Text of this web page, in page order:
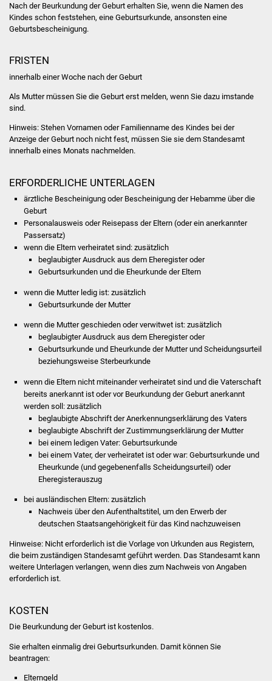
Sanierung Hallenbad
Presse
Bürger & Service
Dienstleistungen
Formulare
Bürgerinfos
Schulen
Kindergärten
Kolping-Musikschule
Volkshochschule
Soziale Einrichtungen
Kirchen
Lokale Agenda
Jugendhaus
Fachteam Jugend
Stadtwerke
Nach der Beurkundung der Geburt erhalten Sie, wenn die Namen des
Kindes schon feststehen, eine Geburtsurkunde, ansonsten eine
Geburtsbescheinigung.
FRISTEN
innerhalb einer Woche nach der Geburt
Als Mutter müssen Sie die Geburt erst melden, wenn Sie dazu imstande
sind.
Hinweis: Stehen Vornamen oder Familienname des Kindes bei der
Anzeige der Geburt noch nicht fest, müssen Sie sie dem Standesamt
innerhalb eines Monats nachmelden.
ERFORDERLICHE UNTERLAGEN
ärztliche Bescheinigung oder Bescheinigung der Hebamme über die
Geburt
Personalausweis oder Reisepass der Eltern (oder ein anerkannter
Passersatz)
wenn die Eltern verheiratet sind: zusätzlich
beglaubigter Ausdruck aus dem Eheregister oder
Geburtsurkunden und die Eheurkunde der Eltern
wenn die Mutter ledig ist: zusätzlich
Geburtsurkunde der Mutter
wenn die Mutter geschieden oder verwitwet ist: zusätzlich
beglaubigter Ausdruck aus dem Eheregister oder
Geburtsurkunde und Eheurkunde der Mutter und Scheidungsurteil
beziehungsweise Sterbeurkunde
wenn die Eltern nicht miteinander verheiratet sind und die Vaterschaft
bereits anerkannt ist oder vor Beurkundung der Geburt anerkannt
werden soll: zusätzlich
beglaubigte Abschrift der Anerkennungserklärung des Vaters
beglaubigte Abschrift der Zustimmungserklärung der Mutter
bei einem ledigen Vater: Geburtsurkunde
bei einem Vater, der verheiratet ist oder war: Geburtsurkunde und
Eheurkunde (und gegebenenfalls Scheidungsurteil) oder
Eheregisterauszug
bei ausländischen Eltern: zusätzlich
Nachweis über den Aufenthaltstitel, um den Erwerb der
deutschen Staatsangehörigkeit für das Kind nachzuweisen
Hinweise: Nicht erforderlich ist die Vorlage von Urkunden aus Registern,
die beim zuständigen Standesamt geführt werden. Das Standesamt kann
weitere Unterlagen verlangen, wenn dies zum Nachweis von Angaben
erforderlich ist.
KOSTEN
Die Beurkundung der Geburt ist kostenlos.
Sie erhalten einmalig drei Geburtsurkunden. Damit können Sie
beantragen:
Elterngeld